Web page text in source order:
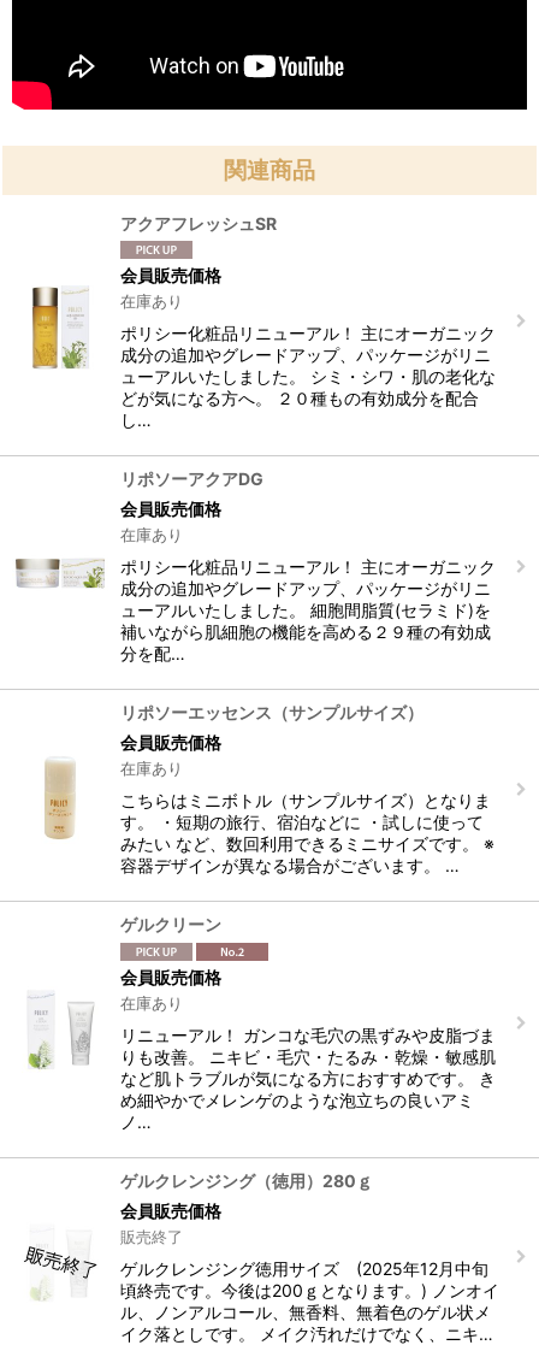
関連商品
アクアフレッシュSR
会員販売価格
在庫あり
ポリシー化粧品リニューアル！ 主にオーガニック
成分の追加やグレードアップ、パッケージがリニ
ューアルいたしました。 シミ・シワ・肌の老化な
どが気になる方へ。 ２０種もの有効成分を配合
し…
リポソーアクアDG
会員販売価格
在庫あり
ポリシー化粧品リニューアル！ 主にオーガニック
成分の追加やグレードアップ、パッケージがリニ
ューアルいたしました。 細胞間脂質(セラミド)を
補いながら肌細胞の機能を高める２９種の有効成
分を配…
リポソーエッセンス（サンプルサイズ）
会員販売価格
在庫あり
こちらはミニボトル（サンプルサイズ）となりま
す。 ・短期の旅行、宿泊などに ・試しに使って
みたい など、数回利用できるミニサイズです。 ※
容器デザインが異なる場合がございます。 …
ゲルクリーン
会員販売価格
在庫あり
リニューアル！ ガンコな毛穴の黒ずみや皮脂づま
りも改善。 ニキビ・毛穴・たるみ・乾燥・敏感肌
など肌トラブルが気になる方におすすめです。 き
め細やかでメレンゲのような泡立ちの良いアミ
ノ…
ゲルクレンジング（徳用）280ｇ
会員販売価格
販売終了
ゲルクレンジング徳用サイズ (2025年12月中旬
頃終売です。今後は200ｇとなります。) ノンオイ
ル、ノンアルコール、無香料、無着色のゲル状メ
イク落としです。 メイク汚れだけでなく、ニキ…